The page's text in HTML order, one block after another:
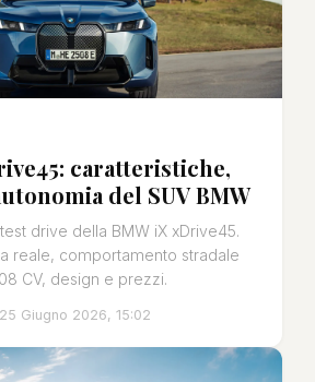
caratteristiche,
del SUV BMW
drive della BMW iX xDrive45.
reale, comportamento stradale
CV, design e prezzi.
25 Giugno 2026, 15:02